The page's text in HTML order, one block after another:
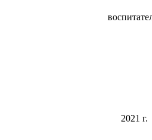
2021 г.